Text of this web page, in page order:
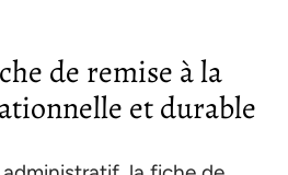
de remise à la
et durable